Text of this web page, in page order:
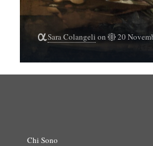
Sara Colangeli on 20
Chi Sono